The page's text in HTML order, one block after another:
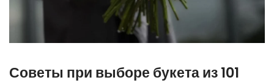
Советы при выборе букета из 101